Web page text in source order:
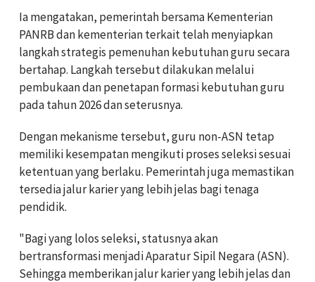
Ia mengatakan, pemerintah bersama Kementerian
PANRB dan kementerian terkait telah menyiapkan
langkah strategis pemenuhan kebutuhan guru secara
bertahap. Langkah tersebut dilakukan melalui
pembukaan dan penetapan formasi kebutuhan guru
pada tahun 2026 dan seterusnya.
Dengan mekanisme tersebut, guru non-ASN tetap
memiliki kesempatan mengikuti proses seleksi sesuai
ketentuan yang berlaku. Pemerintah juga memastikan
tersedia jalur karier yang lebih jelas bagi tenaga
pendidik.
"Bagi yang lolos seleksi, statusnya akan
bertransformasi menjadi Aparatur Sipil Negara (ASN).
Sehingga memberikan jalur karier yang lebih jelas dan